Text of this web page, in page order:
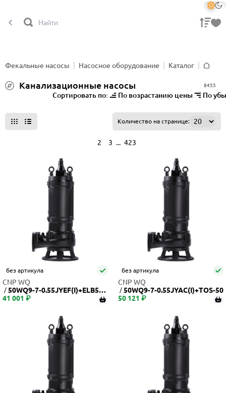
Канализационные насосы 8455
Фекальные насосы Насосное оборудование
Каталог
Сортировать по: По возрастанию цены По
2 3 ... 423
Количество на странице:
без артикула
CNP WQ
50WQ9-7-0.55JYEF(I)+ELB50
WQ
41 001 ₽
без артикула
CNP WQ
50WQ9-7-0.55JYAC(I)+TOS-50
50 121 ₽